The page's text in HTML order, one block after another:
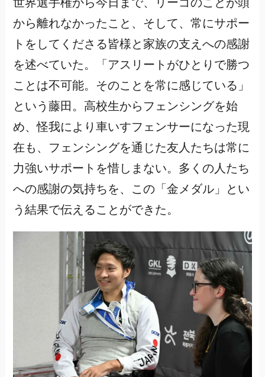
から離れなかったこと、そして、常にサポー
トをしてくださる皆様と家族の支えへの感謝
を述べていた。「アスリートがひとりで勝つ
ことは不可能。そのことを常に感じている」
という藤田。高校生からフェンシングを始
め、怪我により車いすフェンサーになった現
在も、フェンシングを通じた友人たちは常に
力強いサポートを惜しまない。多くの人たち
への感謝の気持ちを、この「金メダル」とい
う結果で伝えることができた。